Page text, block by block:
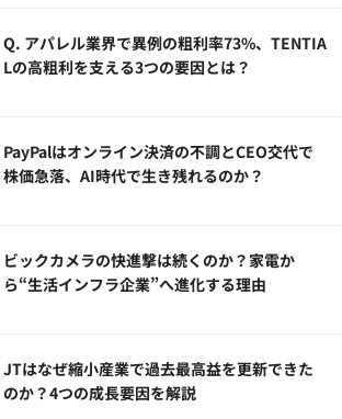
Q. アパレル業界で異例の粗利率73%、TENTIA
Lの高粗利を支える3つの要因とは？
PayPalはオンライン決済の不調とCEO交代で
株価急落、AI時代で生き残れるのか？
ビックカメラの快進撃は続くのか？家電か
ら“生活インフラ企業”へ進化する理由
JTはなぜ縮小産業で過去最高益を更新できた
のか？4つの成長要因を解説